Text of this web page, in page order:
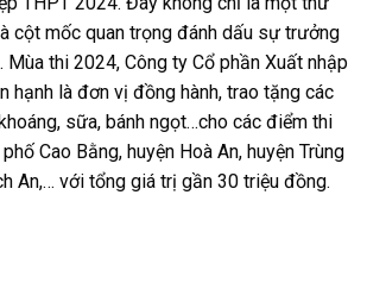
cột mốc quan trọng đánh dấu sự trưởng
Mùa thi 2024, Công ty Cổ phần Xuất nhập
hạnh là đơn vị đồng hành, trao tặng các
sữa, bánh ngọt…cho các điểm thi
Cao Bằng, huyện Hoà An, huyện Trùng
An,… với tổng giá trị gần 30 triệu đồng.